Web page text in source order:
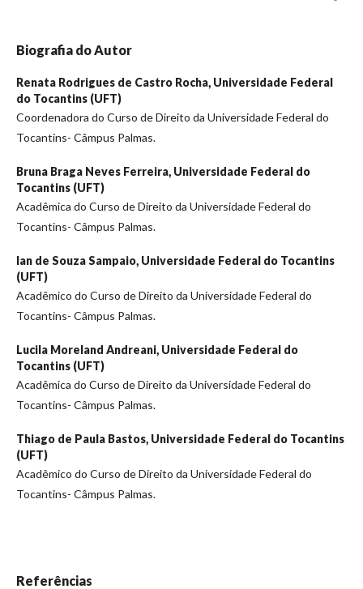
Biografia do Autor
Renata Rodrigues de Castro Rocha, Universidade Federal
do Tocantins (UFT)
Coordenadora do Curso de Direito da Universidade Federal do
Tocantins- Câmpus Palmas.
Bruna Braga Neves Ferreira, Universidade Federal do
Tocantins (UFT)
Acadêmica do Curso de Direito da Universidade Federal do
Tocantins- Câmpus Palmas.
Ian de Souza Sampaio, Universidade Federal do Tocantins
(UFT)
Acadêmico do Curso de Direito da Universidade Federal do
Tocantins- Câmpus Palmas.
Lucila Moreland Andreani, Universidade Federal do
Tocantins (UFT)
Acadêmica do Curso de Direito da Universidade Federal do
Tocantins- Câmpus Palmas.
Thiago de Paula Bastos, Universidade Federal do Tocantins
(UFT)
Acadêmico do Curso de Direito da Universidade Federal do
Tocantins- Câmpus Palmas.
Referências